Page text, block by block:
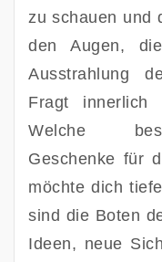
zu schauen und
den Augen,
Ausstrahlung
Fragt
Welche
Geschenke für
möchte dich
sind die Boten
Ideen, neue